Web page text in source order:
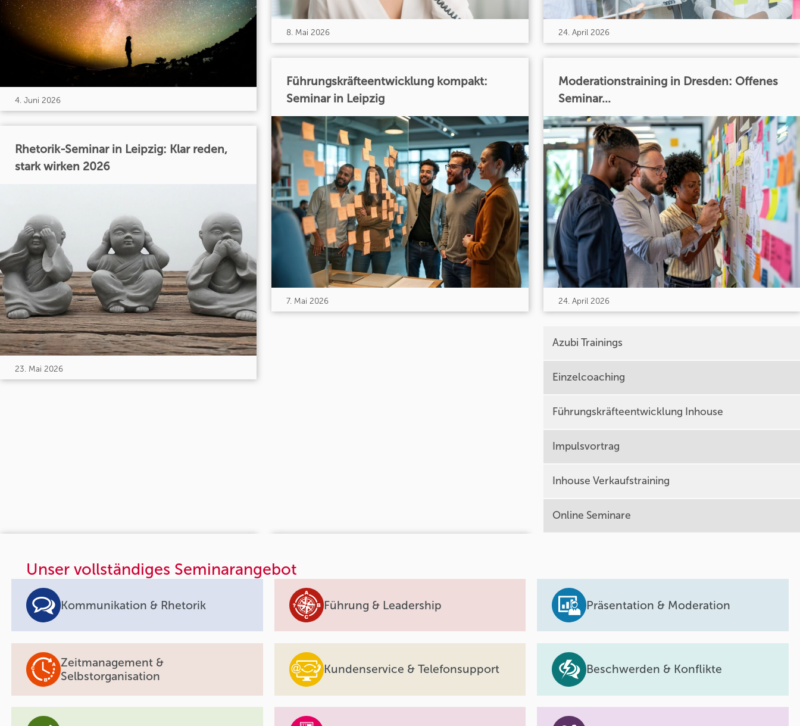
4. Juni 2026
Rhetorik-Seminar in Leipzig: Klar reden,
stark wirken 2026
23. Mai 2026
8. Mai 2026
Führungskräfteentwicklung kompakt:
Seminar in Leipzig
7. Mai 2026
24. April 2026
Moderationstraining in Dresden: Offenes
Seminar...
24. April 2026
Azubi Trainings
Einzelcoaching
Führungskräfteentwicklung Inhouse
Impulsvortrag
Inhouse Verkaufstraining
Online Seminare
Unser vollständiges Seminarangebot
Kommunikation & Rhetorik Führung & Leadership Präsentation & Moderation
Zeitmanagement &
Selbstorganisation
Kundenservice & Telefonsupport Beschwerden & Konflikte